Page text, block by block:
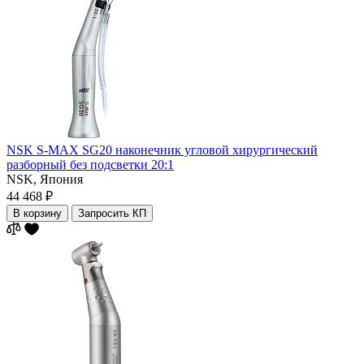
NSK S-MAX SG20 наконечник угловой хирургический
разборный без подсветки 20:1
NSK, Япония
44 468 ₽
В корзину Запросить КП